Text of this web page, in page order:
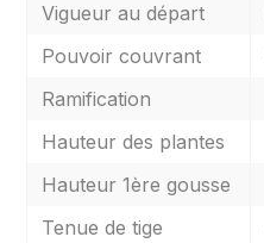
Vigueur au départ
Pouvoir couvrant
Ramification
Hauteur des plantes
Hauteur 1ère gousse
Tenue de tige